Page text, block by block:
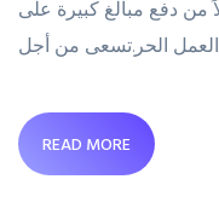
من دفع مبالغ كبيرة على
الحر.تسعى من أجل
READ MORE